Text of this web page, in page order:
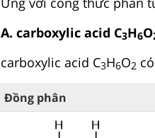
A. carboxylic acid C3H6O
carboxylic acid C3H6O2
Đồng phân